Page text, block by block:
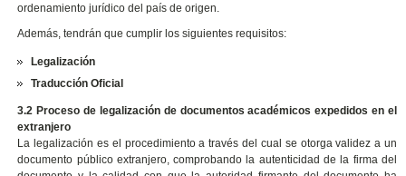
ordenamiento jurídico del país de origen.
Además, tendrán que cumplir los siguientes requisitos:
Legalización
Traducción Oficial
3.2 Proceso de legalización de documentos académicos expedidos en el
extranjero
La legalización es el procedimiento a través del cual se otorga validez a un
documento público extranjero, comprobando la autenticidad de la firma del